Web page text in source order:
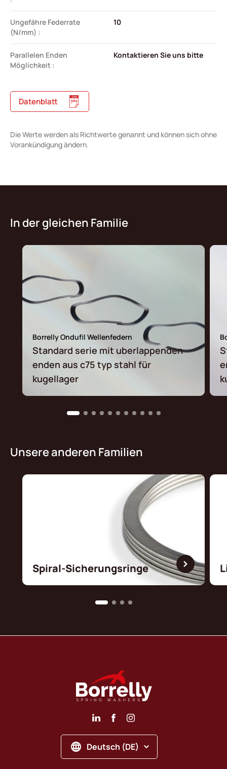
Ungefähre Federrate
(N/mm) :
10
Parallelen Enden
Möglichkeit :
Kontaktieren Sie uns bitte
Datenblatt
Die Werte werden als Richtwerte genannt und können sich ohne
Vorankündigung ändern.
In der gleichen Familie
Borrelly Ondufil Wellenfedern
Standard serie mit uberlappenden
enden aus c75 typ stahl für
kugellager
Unsere anderen Familien
Spiral-Sicherungsringe
Deutsch (DE)